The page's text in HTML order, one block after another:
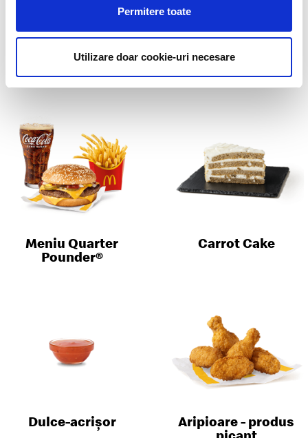
Permitere toate
Utilizare doar cookie-uri necesare
McCrispy® Salată Coleslaw
Meniu Quarter
Pounder®
Carrot Cake
Dulce-acrișor
Aripioare - produs